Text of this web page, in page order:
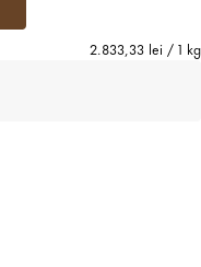
2.833,33 lei / 1 kg